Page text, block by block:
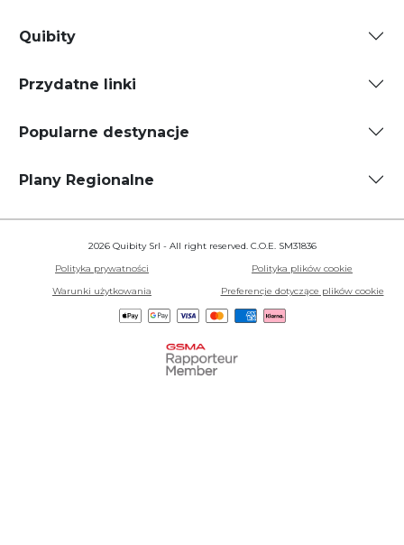
Quibity
Przydatne linki
Popularne destynacje
Plany Regionalne
2026 Quibity Srl - All right reserved. C.O.E. SM31836
Polityka prywatności
Polityka plików cookie
Warunki użytkowania
Preferencje dotyczące plików cookie